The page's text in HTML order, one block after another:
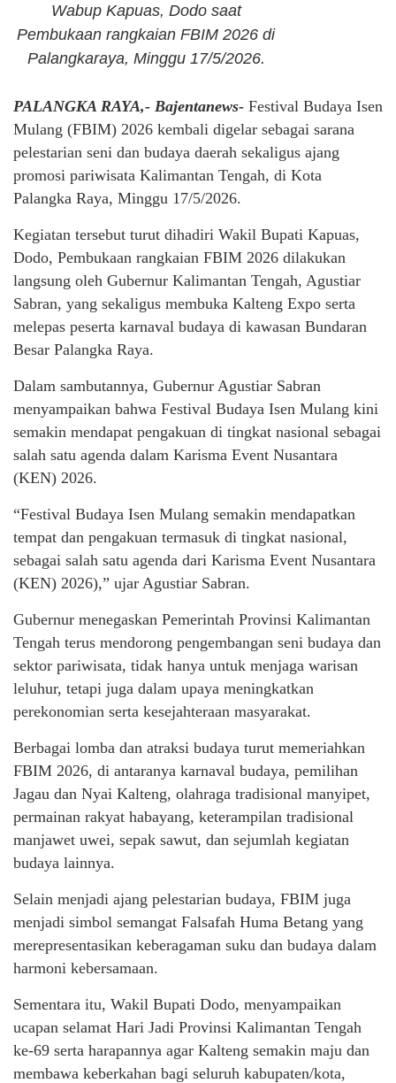
Wabup Kapuas, Dodo saat
Pembukaan rangkaian FBIM 2026 di
Palangkaraya, Minggu 17/5/2026.
PALANGKA RAYA,- Bajentanews- Festival Budaya Isen
Mulang (FBIM) 2026 kembali digelar sebagai sarana
pelestarian seni dan budaya daerah sekaligus ajang
promosi pariwisata Kalimantan Tengah, di Kota
Palangka Raya, Minggu 17/5/2026.
Kegiatan tersebut turut dihadiri Wakil Bupati Kapuas,
Dodo, Pembukaan rangkaian FBIM 2026 dilakukan
langsung oleh Gubernur Kalimantan Tengah, Agustiar
Sabran, yang sekaligus membuka Kalteng Expo serta
melepas peserta karnaval budaya di kawasan Bundaran
Besar Palangka Raya.
Dalam sambutannya, Gubernur Agustiar Sabran
menyampaikan bahwa Festival Budaya Isen Mulang kini
semakin mendapat pengakuan di tingkat nasional sebagai
salah satu agenda dalam Karisma Event Nusantara
(KEN) 2026.
“Festival Budaya Isen Mulang semakin mendapatkan
tempat dan pengakuan termasuk di tingkat nasional,
sebagai salah satu agenda dari Karisma Event Nusantara
(KEN) 2026),” ujar Agustiar Sabran.
Gubernur menegaskan Pemerintah Provinsi Kalimantan
Tengah terus mendorong pengembangan seni budaya dan
sektor pariwisata, tidak hanya untuk menjaga warisan
leluhur, tetapi juga dalam upaya meningkatkan
perekonomian serta kesejahteraan masyarakat.
Berbagai lomba dan atraksi budaya turut memeriahkan
FBIM 2026, di antaranya karnaval budaya, pemilihan
Jagau dan Nyai Kalteng, olahraga tradisional manyipet,
permainan rakyat habayang, keterampilan tradisional
manjawet uwei, sepak sawut, dan sejumlah kegiatan
budaya lainnya.
Selain menjadi ajang pelestarian budaya, FBIM juga
menjadi simbol semangat Falsafah Huma Betang yang
merepresentasikan keberagaman suku dan budaya dalam
harmoni kebersamaan.
Sementara itu, Wakil Bupati Dodo, menyampaikan
ucapan selamat Hari Jadi Provinsi Kalimantan Tengah
ke-69 serta harapannya agar Kalteng semakin maju dan
membawa keberkahan bagi seluruh kabupaten/kota,